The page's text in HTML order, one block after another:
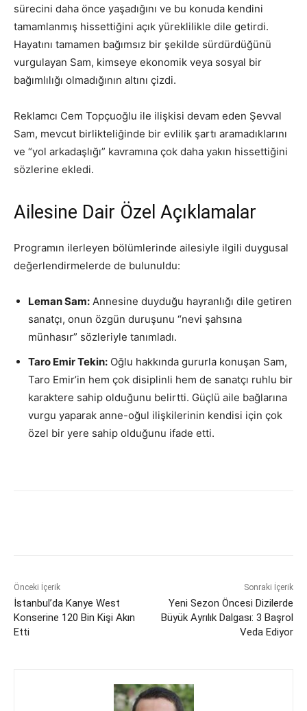
sürecini daha önce yaşadığını ve bu konuda kendini
tamamlanmış hissettiğini açık yüreklilikle dile getirdi.
Hayatını tamamen bağımsız bir şekilde sürdürdüğünü
vurgulayan Sam, kimseye ekonomik veya sosyal bir
bağımlılığı olmadığının altını çizdi.
Reklamcı Cem Topçuoğlu ile ilişkisi devam eden Şevval
Sam, mevcut birlikteliğinde bir evlilik şartı aramadıklarını
ve “yol arkadaşlığı” kavramına çok daha yakın hissettiğini
sözlerine ekledi.
Ailesine Dair Özel Açıklamalar
Programın ilerleyen bölümlerinde ailesiyle ilgili duygusal
değerlendirmelerde de bulunuldu:
Leman Sam: Annesine duyduğu hayranlığı dile getiren
sanatçı, onun özgün duruşunu “nevi şahsına
münhasır” sözleriyle tanımladı.
Taro Emir Tekin: Oğlu hakkında gururla konuşan Sam,
Taro Emir’in hem çok disiplinli hem de sanatçı ruhlu bir
karaktere sahip olduğunu belirtti. Güçlü aile bağlarına
vurgu yaparak anne-oğul ilişkilerinin kendisi için çok
özel bir yere sahip olduğunu ifade etti.
Önceki İçerik
İstanbul’da Kanye West
Konserine 120 Bin Kişi Akın
Etti
Sonraki İçerik
Yeni Sezon Öncesi Dizilerde
Büyük Ayrılık Dalgası: 3 Başrol
Veda Ediyor